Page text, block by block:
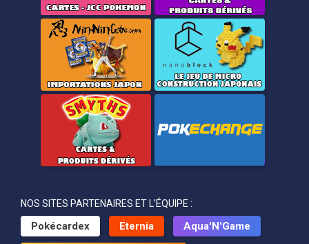
NOS SITES PARTENAIRES ET L’ÉQUIPE :
Pokécardex Eternia Aqua'N'Game